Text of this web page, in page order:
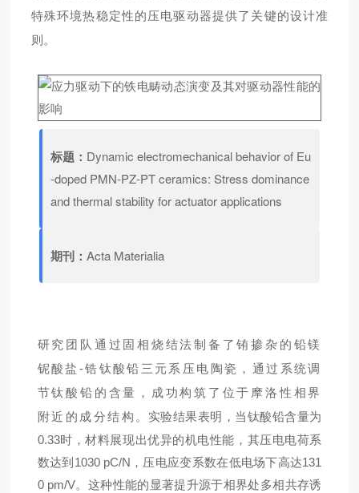
特殊环境热稳定性的压电驱动器提供了关键的设计准
则 。
标题： Dynamic electromechanical behavior of Eu
-doped PMN-PZ-PT ceramics: Stress dominance
and thermal stability for actuator applications
期刊： Acta Materialia
研究团队通过固相烧结法制备了铕掺杂的铅镁
铌酸盐-锆钛酸铅 三元系压电陶瓷 ，通过系统调
节钛酸铅的含量，成功构筑了位于摩洛性相界
附近的成分结构 。实验结果表明，当钛酸铅含量为
0.33时，材料展现出优异的机电性能，其压电电荷系
数达到1030 pC/N，压电应变系数在低电场下高达131
0 pm/V。这种性能的显著提升源于相界处多相共存诱